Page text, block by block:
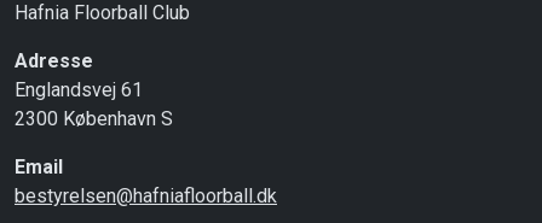
Hafnia Floorball Club
Adresse
Englandsvej 61
2300 København S
Email
bestyrelsen@hafniafloorball.dk